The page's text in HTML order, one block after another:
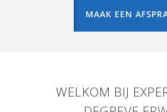
MAAK EEN
WELKOM BIJ